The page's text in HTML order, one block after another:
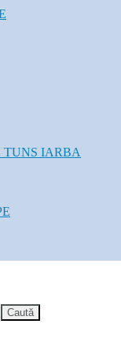
TUNS IARBA